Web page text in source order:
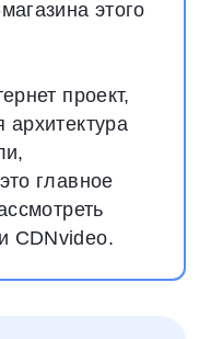
этого
проект,
главное
CDNvideo.